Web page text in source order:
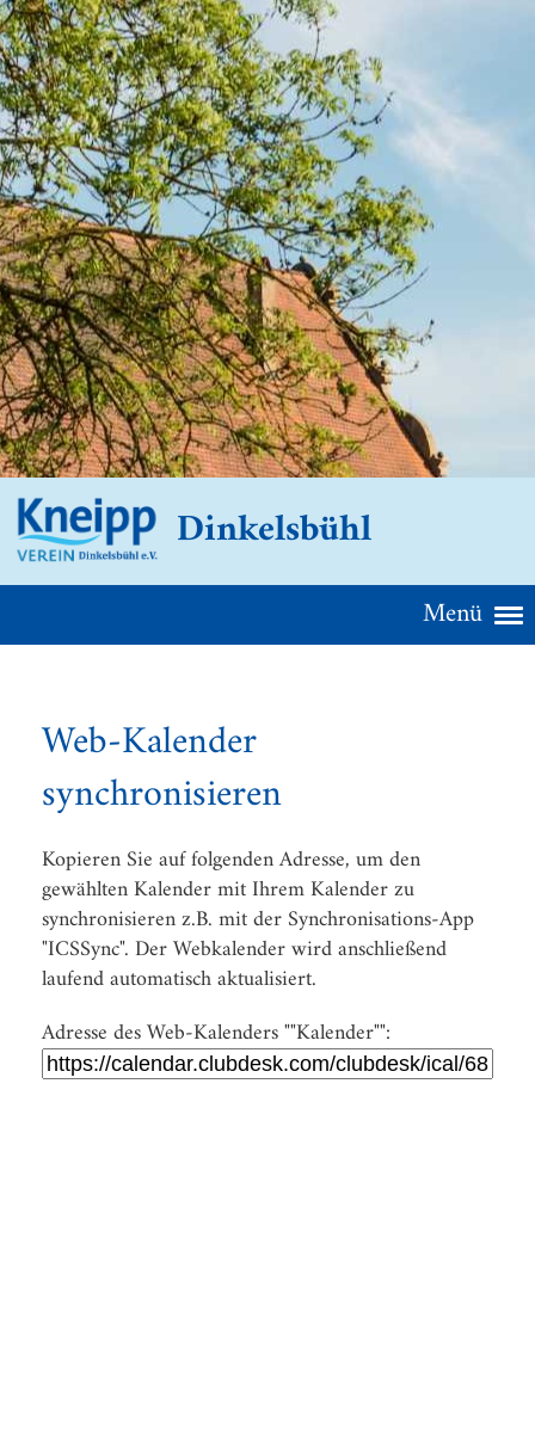
Dinkelsbühl
Menü
Web-Kalender
synchronisieren
Kopieren Sie auf folgenden Adresse, um den
gewählten Kalender mit Ihrem Kalender zu
synchronisieren z.B. mit der Synchronisations-App
"ICSSync". Der Webkalender wird anschließend
laufend automatisch aktualisiert.
Adresse des Web-Kalenders ""Kalender"":